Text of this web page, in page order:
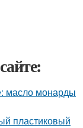
масло монарды
пластиковый